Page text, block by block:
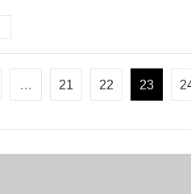
que ...
… 21 22 23